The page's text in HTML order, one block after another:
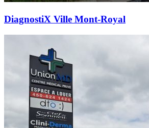
DiagnostiX Ville Mont-Royal